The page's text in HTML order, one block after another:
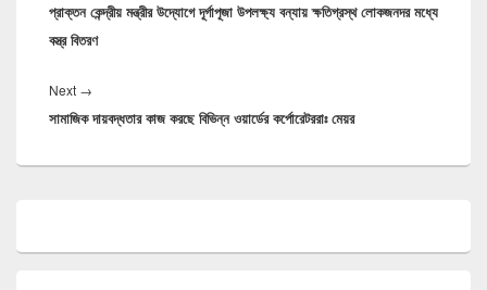
post:
প্রাক্তন কেন্দ্রীয় মন্ত্রীর উদ্যোগে দূর্গাপূজা উপলক্ষ্য বন্যায় ক্ষতিগ্রস্থ লোকজনদর মধ্যে
বস্ত্র বিতরণ
Next →
post:
সামাজিক দায়বদ্ধতার কাজ করছে বিভিন্ন ওয়ার্ডের কর্পোরেটররাঃ মেয়র
Widget